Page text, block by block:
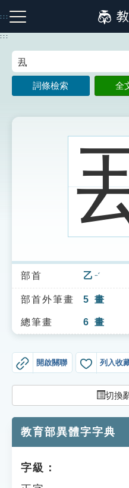
到
主
:::
注音索引圖示 筆畫索
索引選單
知識索引
單字索引
貓頭鷹博士
:::
詞條檢索 全
部首 乙 ㄧˇ
部首外筆畫 5 畫
總筆畫 6 畫
開啟關聯 列入收
切換
教育部異體字字典
字級：